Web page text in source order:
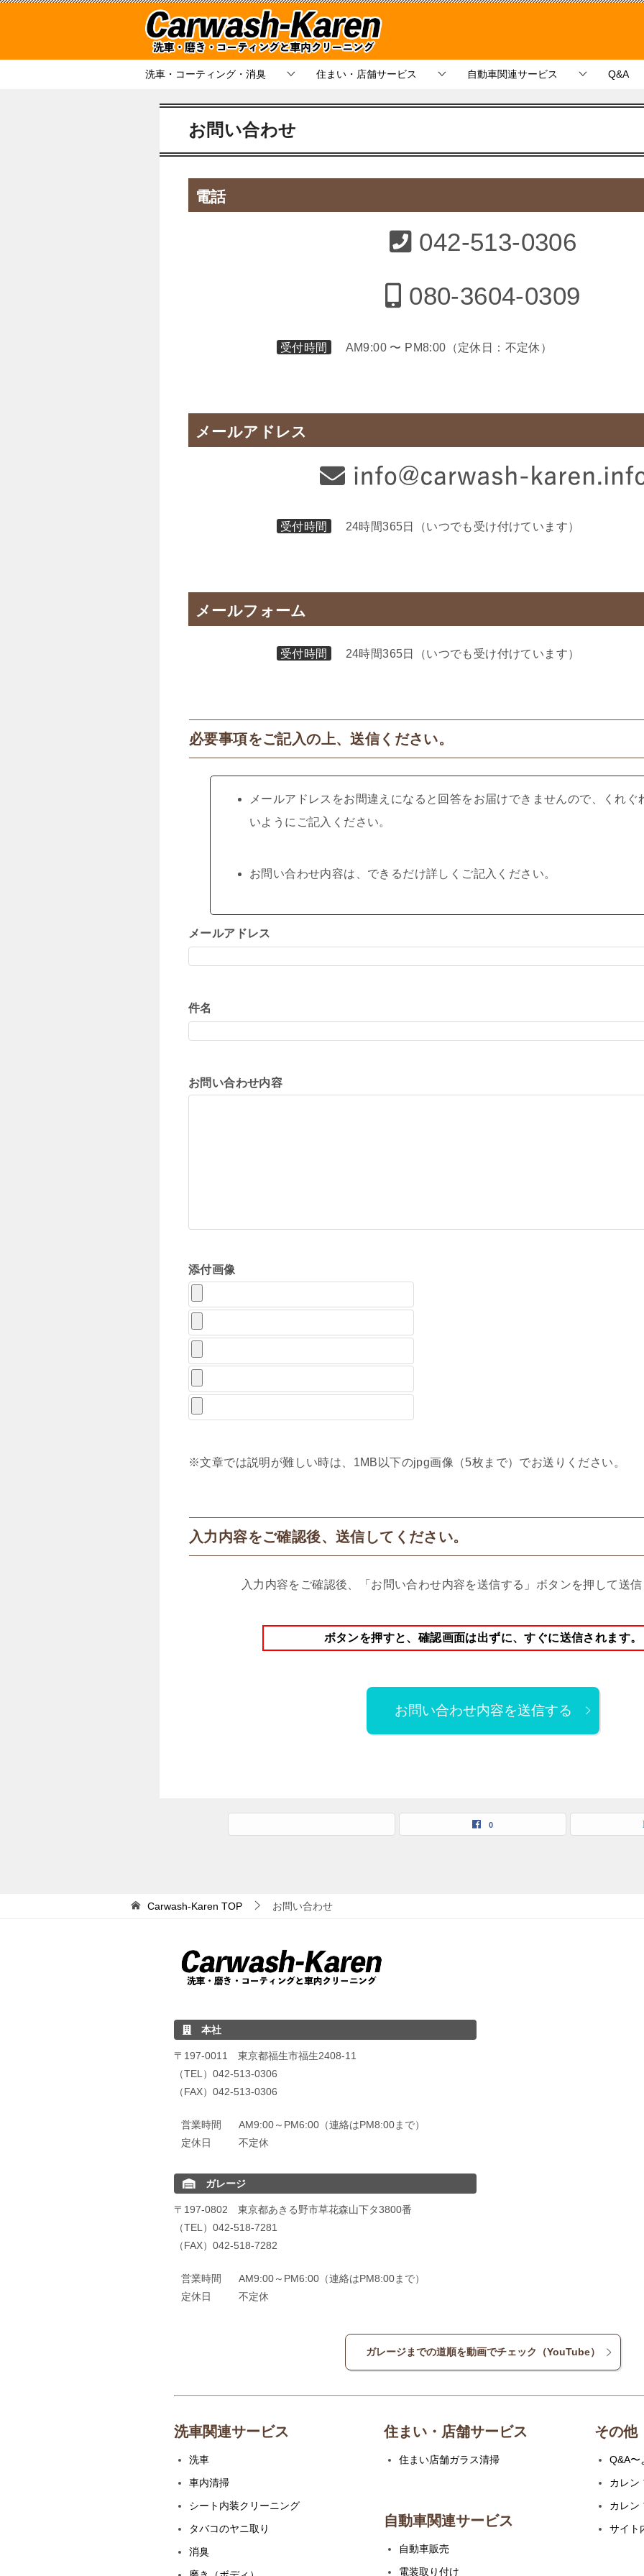
洗車・コーティング・消臭 住まい・店舗サービス 自動車関連サービス Q&A
お問い合わせ
電話
042-513-0306
080-3604-0309
受付時間 AM9:00 〜 PM8:00（定休日：不定休）
メールアドレス
受付時間 24時間365日（いつでも受け付けています）
メールフォーム
受付時間 24時間365日（いつでも受け付けています）
必要事項をご記入の上、送信ください。
メールアドレスをお間違えになると回答をお届けできませんので、くれぐ
いようにご記入ください。
お問い合わせ内容は、できるだけ詳しくご記入ください。
メールアドレス
件名
お問い合わせ内容
添付画像
※文章では説明が難しい時は、1MB以下のjpg画像（5枚まで）でお送りください。
入力内容をご確認後、送信してください。
入力内容をご確認後、「お問い合わせ内容を送信する」ボタンを押して送
ボタンを押すと、確認画面は出ずに、すぐに送信されます。
お問い合わせ内容を送信する
0
Carwash-Karen TOP お問い合わせ
本社
〒197-0011 東京都福生市福生2408-11
（TEL）042-513-0306
（FAX）042-513-0306
営業時間
AM9:00～PM6:00（連絡はPM8:00まで）
定休日
不定休
ガレージ
〒197-0802 東京都あきる野市草花森山下タ3800番
（TEL）042-518-7281
（FAX）042-518-7282
営業時間
AM9:00～PM6:00（連絡はPM8:00まで）
定休日
不定休
ガレージまでの道順を動画でチェック（YouTube）
洗車関連サービス
洗車
車内清掃
シート内装クリーニング
タバコのヤニ取り
消臭
住まい・店舗サービス
住まい店舗ガラス清掃
自動車関連サービス
自動車販売
電装取り付け
その他
Q&A〜
カレン
カレン
サイト